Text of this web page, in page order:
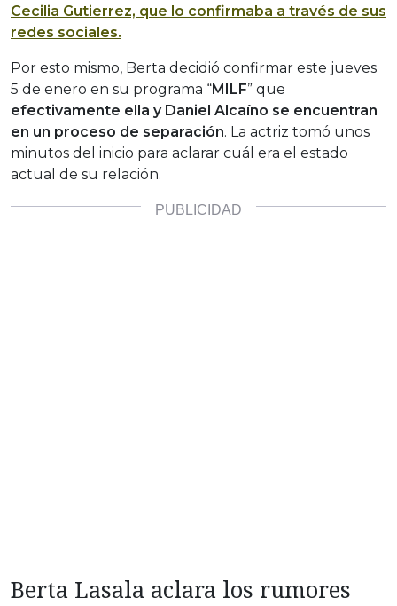
Cecilia Gutierrez, que lo confirmaba a través de sus
redes sociales.
Por esto mismo, Berta decidió confirmar este jueves
5 de enero en su programa “MILF” que
efectivamente ella y Daniel Alcaíno se encuentran
en un proceso de separación. La actriz tomó unos
minutos del inicio para aclarar cuál era el estado
actual de su relación.
Berta Lasala aclara los rumores